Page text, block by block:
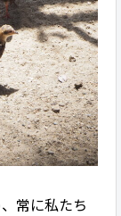
常に私たち